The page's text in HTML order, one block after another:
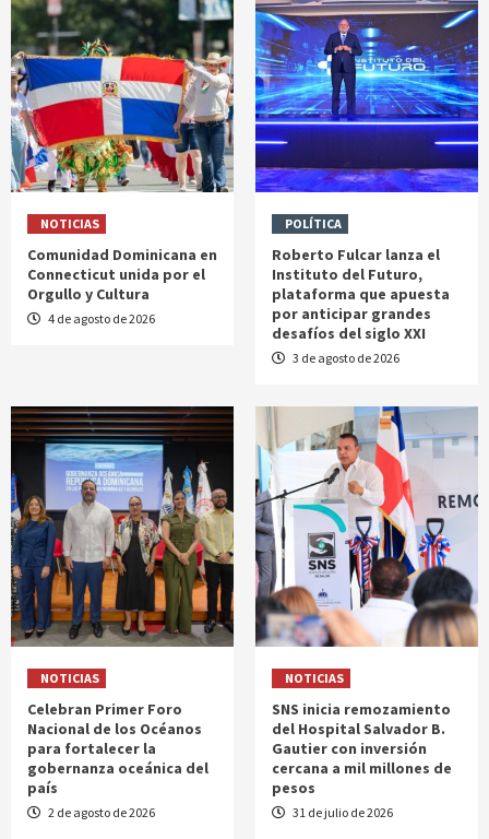
NOTICIAS
Comunidad Dominicana en
Connecticut unida por el
Orgullo y Cultura
4 de agosto de 2026
POLÍTICA
Roberto Fulcar lanza el
Instituto del Futuro,
plataforma que apuesta
por anticipar grandes
desafíos del siglo XXI
3 de agosto de 2026
NOTICIAS
Celebran Primer Foro
Nacional de los Océanos
para fortalecer la
gobernanza oceánica del
país
2 de agosto de 2026
NOTICIAS
SNS inicia remozamiento
del Hospital Salvador B.
Gautier con inversión
cercana a mil millones de
pesos
31 de julio de 2026